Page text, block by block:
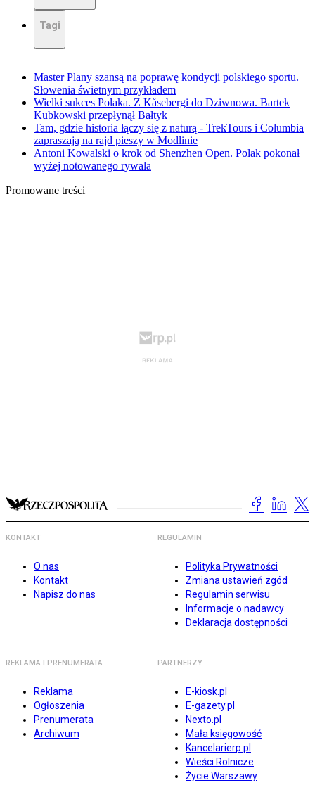
Tagi
Master Plany szansą na poprawę kondycji polskiego sportu.
Słowenia świetnym przykładem
Wielki sukces Polaka. Z Kåsebergi do Dziwnowa. Bartek
Kubkowski przepłynął Bałtyk
Tam, gdzie historia łączy się z naturą - TrekTours i Columbia
zapraszają na rajd pieszy w Modlinie
Antoni Kowalski o krok od Shenzhen Open. Polak pokonał
wyżej notowanego rywala
Promowane treści
KONTAKT
O nas
Kontakt
Napisz do nas
REGULAMIN
Polityka Prywatności
Zmiana ustawień zgód
Regulamin serwisu
Informacje o nadawcy
Deklaracja dostępności
REKLAMA I PRENUMERATA
Reklama
Ogłoszenia
Prenumerata
Archiwum
PARTNERZY
E-kiosk.pl
E-gazety.pl
Nexto.pl
Mała księgowość
Kancelarierp.pl
Wieści Rolnicze
Życie Warszawy